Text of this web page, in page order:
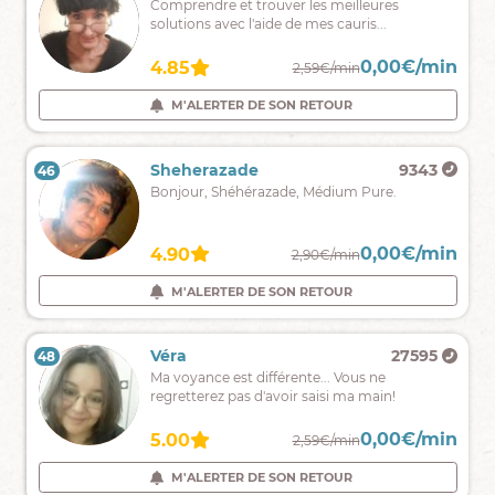
Adjaa,
à
écoute
toutes
vos
questions
2,80€/min 0,00€/min
M'ALERTER DE SON RETOUR
Comprendre et trouver les meilleures
solutions avec l'aide de mes cauris...
4.85 2,59€/min0,00€/min
M'ALERTER DE SON RETOUR
45 Thalia
3524
Besoin
?
Je
mets
mon
don
votre
disposition.
4.90 2,39€/min 0,00€/min
M'ALERTER DE SON RETOUR
46 Sheherazade 9343
Bonjour, Shéhérazade, Médium Pure.
4.90 2,90€/min0,00€/min
M'ALERTER DE SON RETOUR
47 Mirra
3123
Mirra,
medium
et
tarologue,
je
suis
4.96 2,39€/min 0,00€/min
M'ALERTER DE SON RETOUR
48 Véra 27595
Ma voyance est différente... Vous ne
regretterez pas d'avoir saisi ma main!
5.00 2,59€/min0,00€/min
M'ALERTER DE SON RETOUR